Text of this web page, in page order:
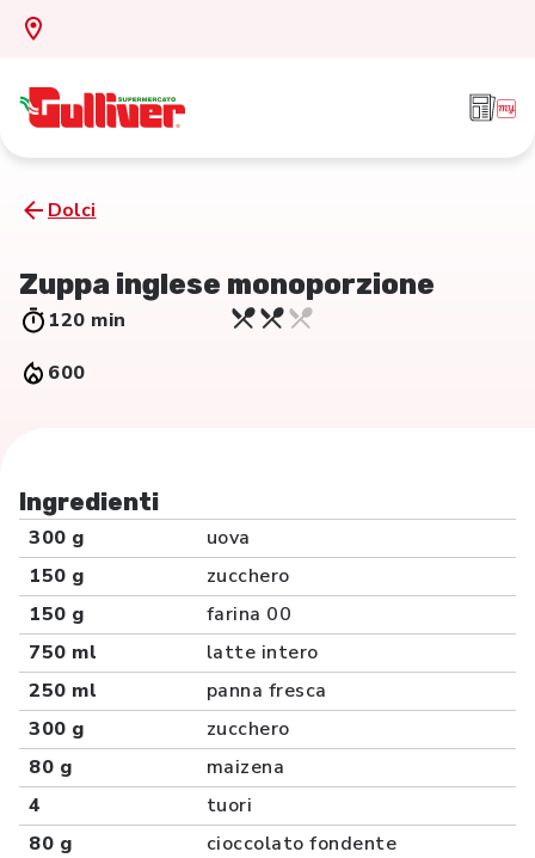
Dolci
Zuppa inglese monoporzione
120 min
600
Ingredienti
300 g
uova
150 g
zucchero
150 g
farina 00
750 ml
latte intero
250 ml
panna fresca
300 g
zucchero
80 g
maizena
4
tuori
80 g
cioccolato fondente